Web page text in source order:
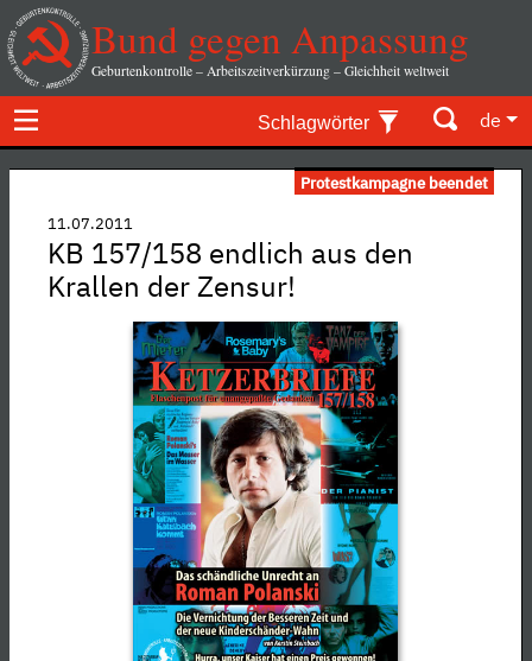
Bund gegen Anpassung
Geburtenkontrolle – Arbeitszeitverkürzung – Gleichheit weltweit
Schlagwörter de
Protestkampagne beendet
11.07.2011
KB 157/158 endlich aus den
Krallen der Zensur!